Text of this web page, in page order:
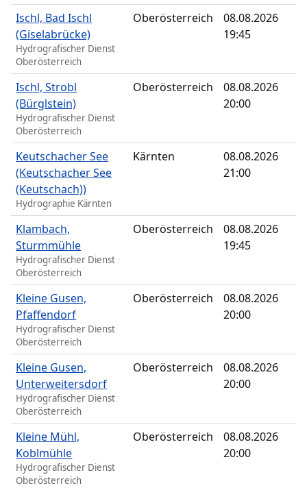
Ischl, Bad Ischl
(Giselabrücke)
Hydrografischer Dienst
Oberösterreich
Oberösterreich
08.08.2026
19:45
Ischl, Strobl
(Bürglstein)
Hydrografischer Dienst
Oberösterreich
Oberösterreich
08.08.2026
20:00
Keutschacher See
(Keutschacher See
(Keutschach))
Hydrographie Kärnten
Kärnten
08.08.2026
21:00
Klambach,
Sturmmühle
Hydrografischer Dienst
Oberösterreich
Oberösterreich
08.08.2026
19:45
Kleine Gusen,
Pfaffendorf
Hydrografischer Dienst
Oberösterreich
Oberösterreich
08.08.2026
20:00
Kleine Gusen,
Unterweitersdorf
Hydrografischer Dienst
Oberösterreich
Oberösterreich
08.08.2026
20:00
Kleine Mühl,
Koblmühle
Hydrografischer Dienst
Oberösterreich
Oberösterreich
08.08.2026
20:00